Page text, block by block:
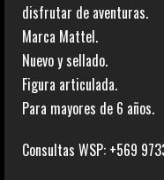
disfrutar de aventuras.
Marca Mattel.
Nuevo y sellado.
Figura articulada.
Para mayores de 6 años.
Consultas WSP: +569